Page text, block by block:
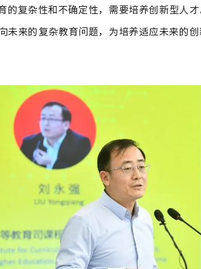
的复杂性和不确定性，需要培养创新型人
未来的复杂教育问题，为培养适应未来的创